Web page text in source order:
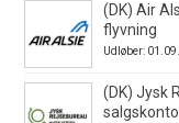
(DK) Air
flyvning
Udløber:
(DK) Jysk